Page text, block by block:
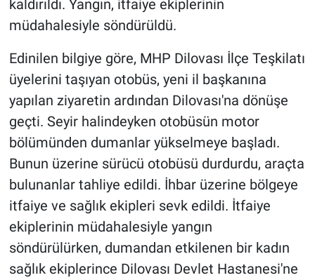
kaldırıldı. Yangın, itfaiye ekiplerinin
müdahalesiyle söndürüldü.
Edinilen bilgiye göre, MHP Dilovası İlçe Teşkilatı
üyelerini taşıyan otobüs, yeni il başkanına
yapılan ziyaretin ardından Dilovası'na dönüşe
geçti. Seyir halindeyken otobüsün motor
bölümünden dumanlar yükselmeye başladı.
Bunun üzerine sürücü otobüsü durdurdu, araçta
bulunanlar tahliye edildi. İhbar üzerine bölgeye
itfaiye ve sağlık ekipleri sevk edildi. İtfaiye
ekiplerinin müdahalesiyle yangın
söndürülürken, dumandan etkilenen bir kadın
sağlık ekiplerince Dilovası Devlet Hastanesi'ne